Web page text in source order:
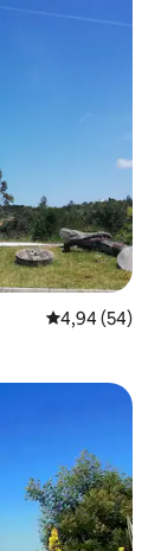
4,94 av 5 i
4,94 (54)